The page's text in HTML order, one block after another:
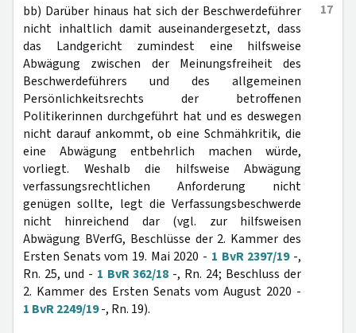
17
bb) Darüber hinaus hat sich der Beschwerdeführer
nicht inhaltlich damit auseinandergesetzt, dass
das Landgericht zumindest eine hilfsweise
Abwägung zwischen der Meinungsfreiheit des
Beschwerdeführers und des allgemeinen
Persönlichkeitsrechts der betroffenen
Politikerinnen durchgeführt hat und es deswegen
nicht darauf ankommt, ob eine Schmähkritik, die
eine Abwägung entbehrlich machen würde,
vorliegt. Weshalb die hilfsweise Abwägung
verfassungsrechtlichen Anforderung nicht
genügen sollte, legt die Verfassungsbeschwerde
nicht hinreichend dar (vgl. zur hilfsweisen
Abwägung BVerfG, Beschlüsse der 2. Kammer des
Ersten Senats vom 19. Mai 2020 - 1 BvR 2397/19-,
Rn. 25, und - 1 BvR 362/18 -, Rn. 24; Beschluss der
2. Kammer des Ersten Senats vom August 2020 -
1 BvR 2249/19-, Rn. 19).